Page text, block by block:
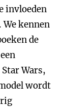
invloeden
kennen
de
Wars,
wordt